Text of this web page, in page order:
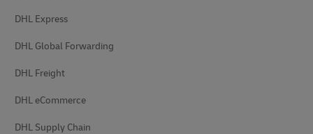
DHL Express
DHL Global Forwarding
DHL Freight
DHL eCommerce
DHL Supply Chain